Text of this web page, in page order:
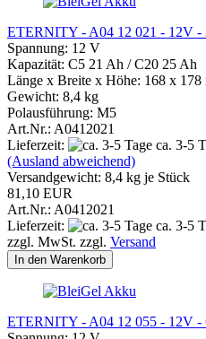
ETERNITY - A04 12 021 - 12V -
Spannung: 12 V
Kapazität: C5 21 Ah / C20 25 Ah
Länge x Breite x Höhe: 168 x 178
Gewicht: 8,4 kg
Polausführung: M5
Art.Nr.: A0412021
Lieferzeit:
ca. 3-5
(Ausland abweichend)
Versandgewicht: 8,4 kg je Stück
81,10 EUR
Art.Nr.: A0412021
Lieferzeit:
ca. 3-5
zzgl. MwSt. zzgl. Versand
In den Warenkorb
ETERNITY - A04 12 055 - 12V -